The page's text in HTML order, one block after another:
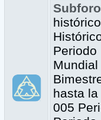
Periodo
hasta
005